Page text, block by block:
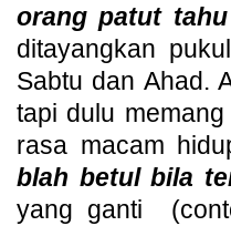
orang patut
ditayangkan
Sabtu dan Ahad.
tapi dulu
rasa macam
blah betul bila
yang ganti